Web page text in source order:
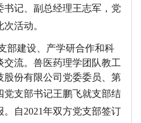
记、副总经理王志军，党
活动。
部建设、产学研合作和科
流。兽医药理学团队教工
份有限公司 党委委员、第
党支部书记王鹏飞就支部结
。自2021年双方党支部签订